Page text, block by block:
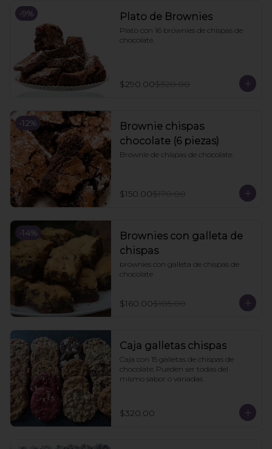
-9% Plato de Brownies
Plato con 16 brownies de chispas de
chocolate.
$290.00$320.00
-12%
Brownie chispas
chocolate (6 piezas)
Brownie de chispas de chocolate.
$150.00$170.00
-14%
Brownies con galleta de
chispas
brownies con galleta de chispas de
chocolate
$160.00$185.00
Caja galletas chispas
Caja con 15 galletas de chispas de
chocolate. Pueden ser todas del
mismo sabor o variadas
$320.00